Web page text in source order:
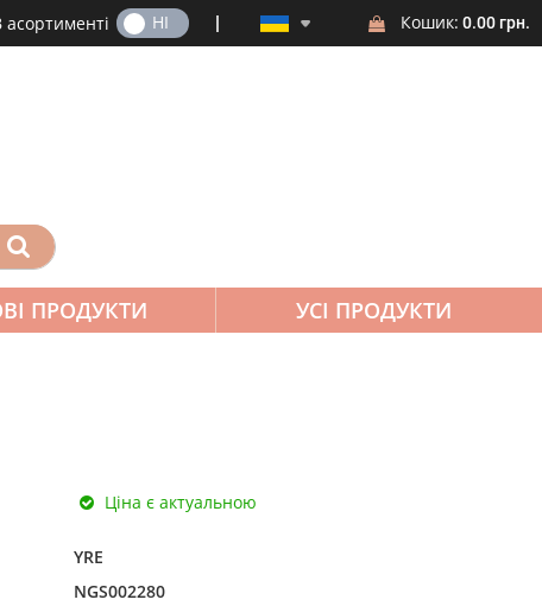
Кошик: 0.00 грн.
асортименті
ТАК НІ
ПРОДУКТИ УСІ ПРОДУКТИ
Ціна є актуальною
YRE
NGS002280